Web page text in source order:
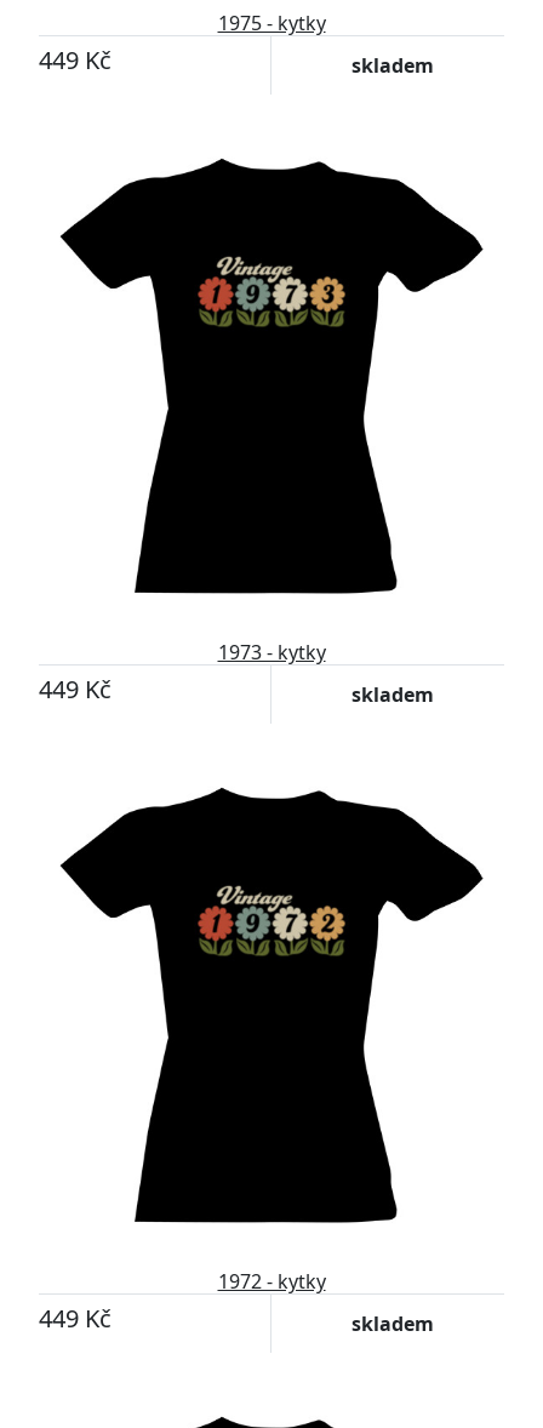
1975 - kytky
449 Kč skladem
1973 - kytky
449 Kč skladem
1972 - kytky
449 Kč skladem